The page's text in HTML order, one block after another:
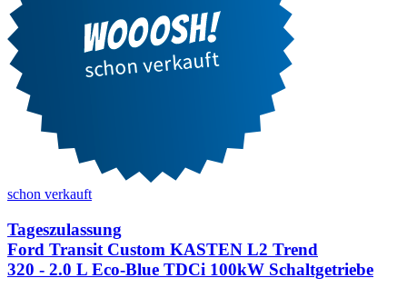
schon verkauft
Tageszulassung
Ford Transit Custom KASTEN L2 Trend
320 - 2.0 L Eco-Blue TDCi 100kW Schaltgetriebe